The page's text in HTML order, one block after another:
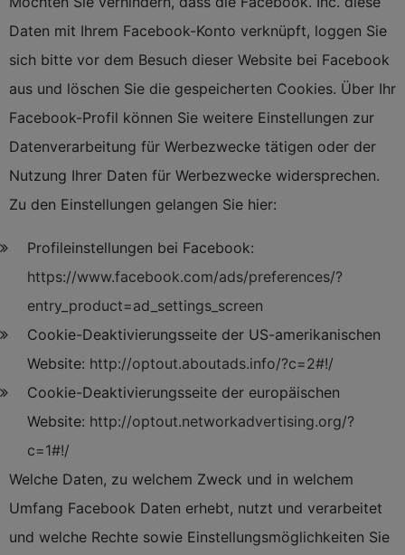
Daten mit Ihrem Facebook-Konto verknüpft, loggen Sie
sich bitte vor dem Besuch dieser Website bei Facebook
aus und löschen Sie die gespeicherten Cookies. Über Ihr
Facebook-Profil können Sie weitere Einstellungen zur
Datenverarbeitung für Werbezwecke tätigen oder der
Nutzung Ihrer Daten für Werbezwecke widersprechen.
Zu den Einstellungen gelangen Sie hier:
Profileinstellungen bei Facebook:
https://www.facebook.com/ads/preferences/?
entry_product=ad_settings_screen
Cookie-Deaktivierungsseite der US-amerikanischen
Website: http://optout.aboutads.info/?c=2#!/
Cookie-Deaktivierungsseite der europäischen
Website: http://optout.networkadvertising.org/?
c=1#!/
Welche Daten, zu welchem Zweck und in welchem
Umfang Facebook Daten erhebt, nutzt und verarbeitet
und welche Rechte sowie Einstellungsmöglichkeiten Sie